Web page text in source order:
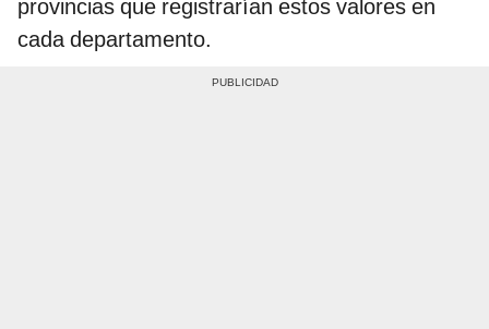
provincias que registrarían estos valores en
cada departamento.